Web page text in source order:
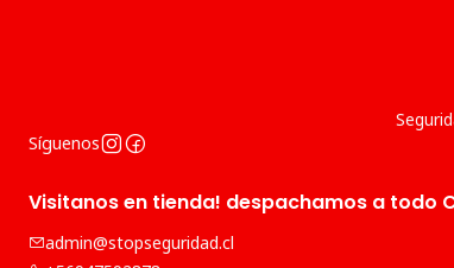
Síguenos
Visitanos en tienda! despachamos a todo
admin@stopseguridad.cl